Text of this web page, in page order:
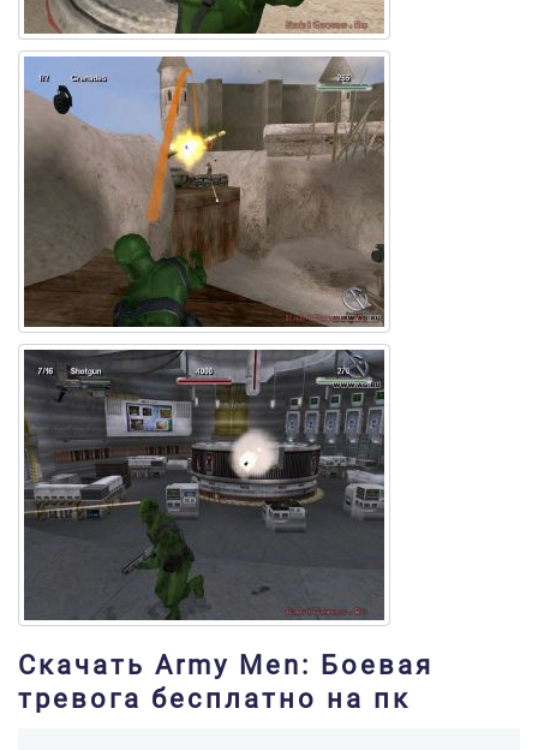
Скачать Army Men: Боевая
тревога бесплатно на пк